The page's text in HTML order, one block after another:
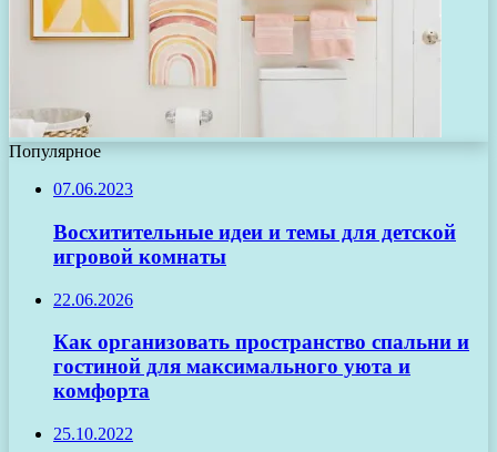
Популярное
07.06.2023
Восхитительные идеи и темы для детской
игровой комнаты
22.06.2026
Как организовать пространство спальни и
гостиной для максимального уюта и
комфорта
25.10.2022